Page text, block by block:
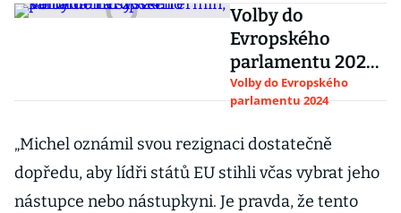
Volby do
Evropského
parlamentu 2024:
Termín, kandidáti
a systém
Volby do Evropského
parlamentu 2024
„Michel oznámil svou rezignaci dostatečně
dopředu, aby lídři států EU stihli včas vybrat jeho
nástupce nebo nástupkyni. Je pravda, že tento